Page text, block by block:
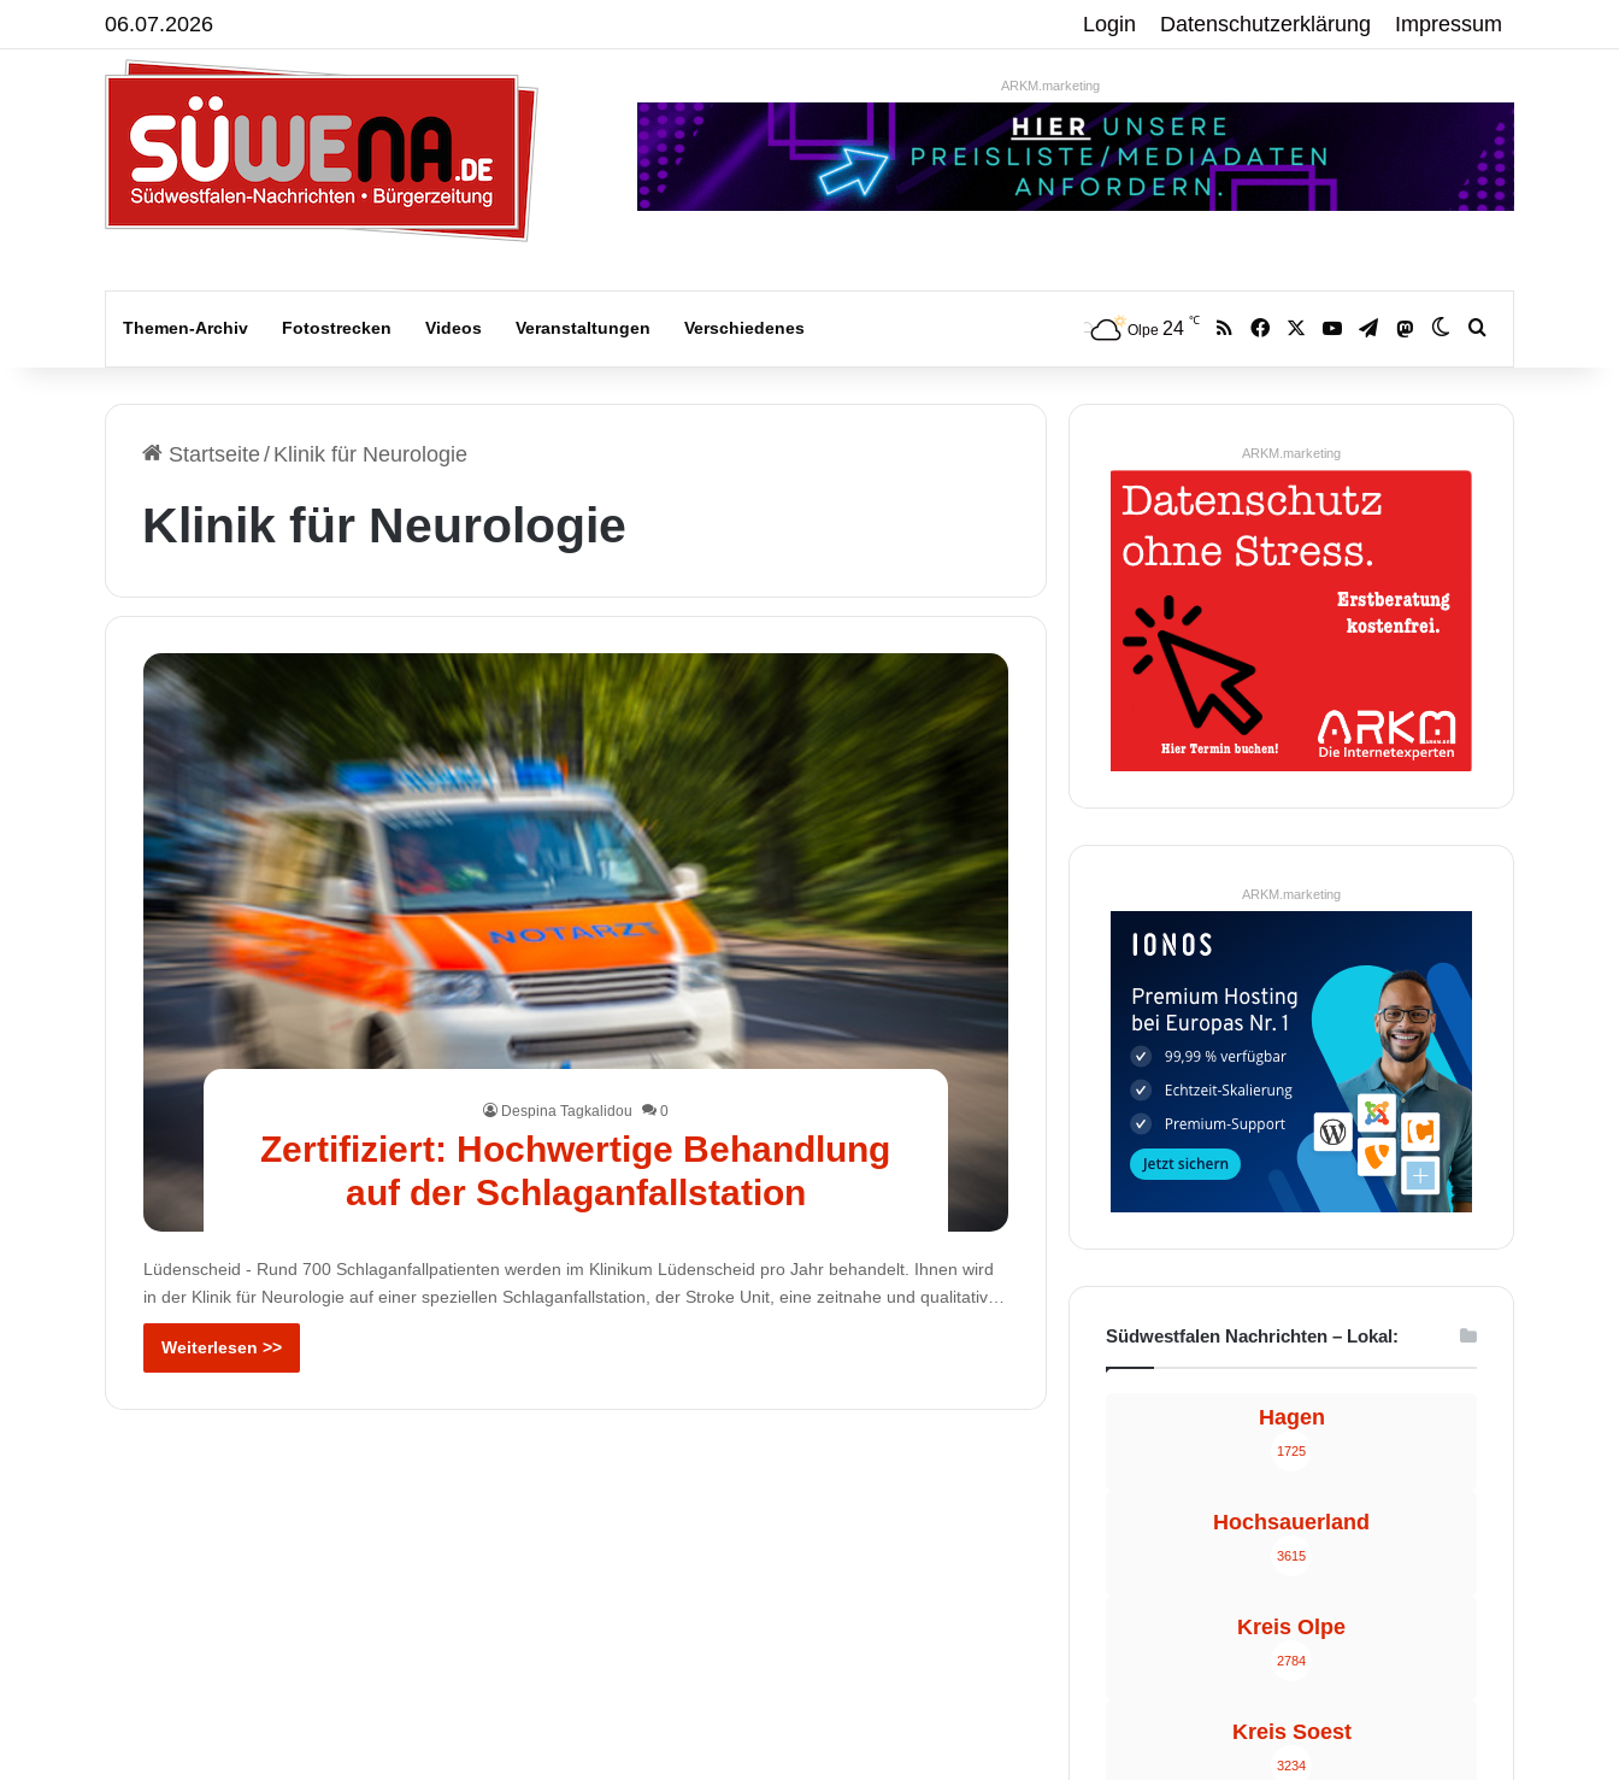
06.07.2026 Login Datenschutzerklärung Impressum
ARKM.marketing
Themen-Archiv Fotostrecken Videos Veranstaltungen Verschiedenes Olpe 24 ℃ RSS Facebook YouTubeTelegramMastodonSkin umschalten
Startseite/ Klinik für Neurologie
Klinik für Neurologie
Despina Tagkalidou 0
Zertifiziert: Hochwertige Behandlung
auf der Schlaganfallstation
Lüdenscheid - Rund 700 Schlaganfallpatienten werden im Klinikum Lüdenscheid pro Jahr behandelt. Ihnen wird
in der Klinik für Neurologie auf einer speziellen Schlaganfallstation, der Stroke Unit, eine zeitnahe und qualitativ…
Weiterlesen >>
ARKM.marketing
ARKM.marketing
Südwestfalen Nachrichten – Lokal:
Hagen
1725
Hochsauerland
3615
Kreis Olpe
2784
Kreis Soest
3234